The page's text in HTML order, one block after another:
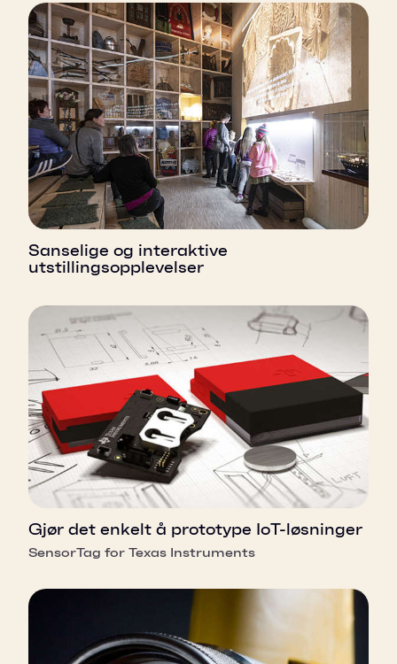
Sanselige og interaktive
utstillingsopplevelser
Gjør det enkelt å prototype IoT-løsninger
SensorTag for Texas Instruments